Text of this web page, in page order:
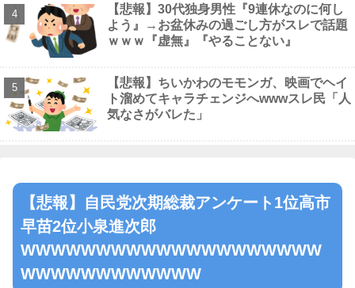
【悲報】30代独身男性『9連休なのに何し
よう』→お盆休みの過ごし方がスレで話題
ｗｗｗ『虚無』『やることない』
【悲報】ちいかわのモモンガ、映画でヘイ
ト溜めてキャラチェンジへwwwスレ民「人
気なさがバレた」
【悲報】自民党次期総裁アンケート1位高市
早苗2位小泉進次郎
WWWWWWWWWWWWWWWWWWWW
WWWWWWWWWWWW